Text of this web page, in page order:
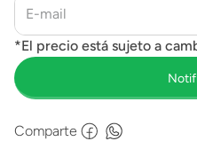
Comparte